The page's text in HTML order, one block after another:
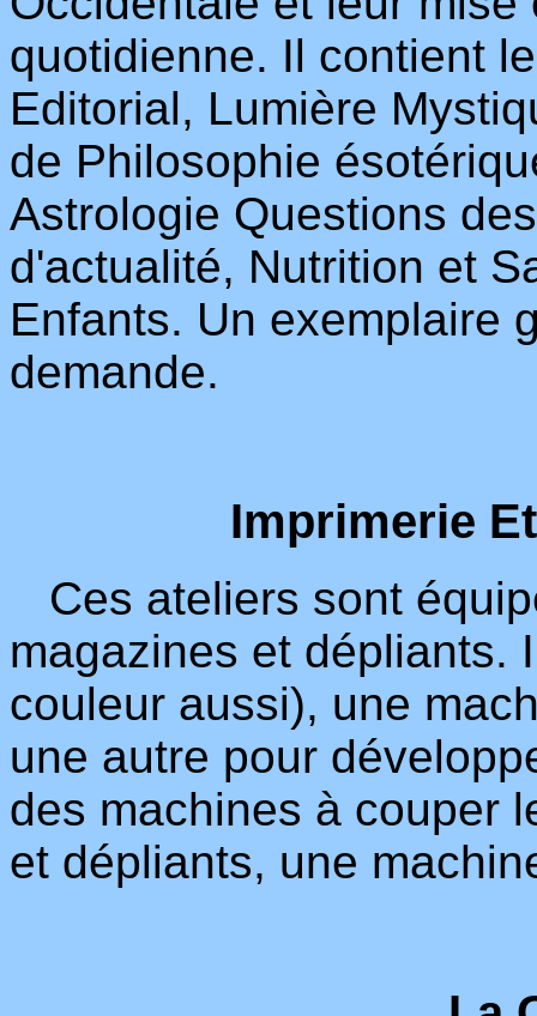
quotidienne. Il contient
Editorial, Lumière
de Philosophie
Astrologie Questions
d'actualité, Nutrition et
Enfants. Un exemplaire
demande.
Imprimerie
Ces ateliers sont
magazines et dépliants.
couleur aussi), une
une autre pour
des machines à couper
et dépliants, une